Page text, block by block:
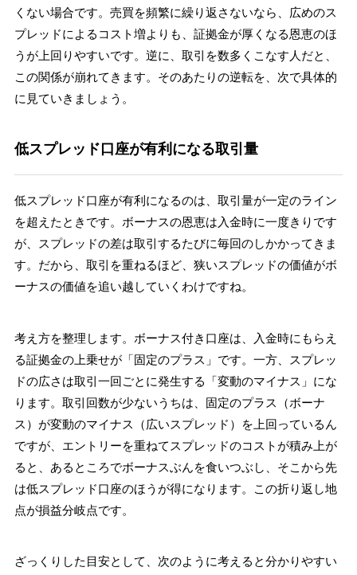
くない場合です。売買を頻繁に繰り返さないなら、広めのス
プレッドによるコスト増よりも、証拠金が厚くなる恩恵のほ
うが上回りやすいです。逆に、取引を数多くこなす人だと、
この関係が崩れてきます。そのあたりの逆転を、次で具体的
に見ていきましょう。
低スプレッド口座が有利になる取引量
低スプレッド口座が有利になるのは、取引量が一定のライン
を超えたときです。ボーナスの恩恵は入金時に一度きりです
が、スプレッドの差は取引するたびに毎回のしかかってきま
す。だから、取引を重ねるほど、狭いスプレッドの価値がボ
ーナスの価値を追い越していくわけですね。
考え方を整理します。ボーナス付き口座は、入金時にもらえ
る証拠金の上乗せが「固定のプラス」です。一方、スプレッ
ドの広さは取引一回ごとに発生する「変動のマイナス」にな
ります。取引回数が少ないうちは、固定のプラス（ボーナ
ス）が変動のマイナス（広いスプレッド）を上回っているん
ですが、エントリーを重ねてスプレッドのコストが積み上が
ると、あるところでボーナスぶんを食いつぶし、そこから先
は低スプレッド口座のほうが得になります。この折り返し地
点が損益分岐点です。
ざっくりした目安として、次のように考えると分かりやすい